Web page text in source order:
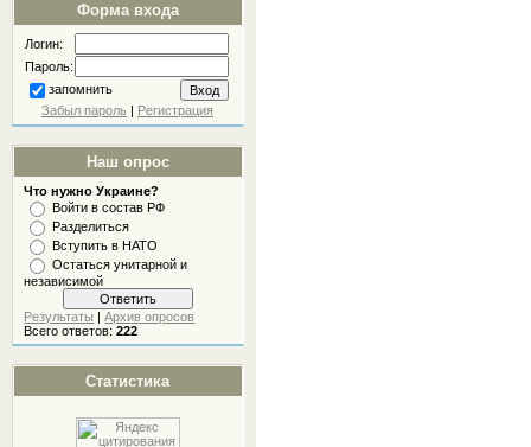
Форма входа
Логин:
Пароль:
запомнить
Забыл пароль| Регистрация
Наш опрос
Что нужно Украине?
Войти в состав РФ
Разделиться
Вступить в НАТО
Остаться унитарной и
независимой
Результаты |Архив опросов
Всего ответов:222
Статистика